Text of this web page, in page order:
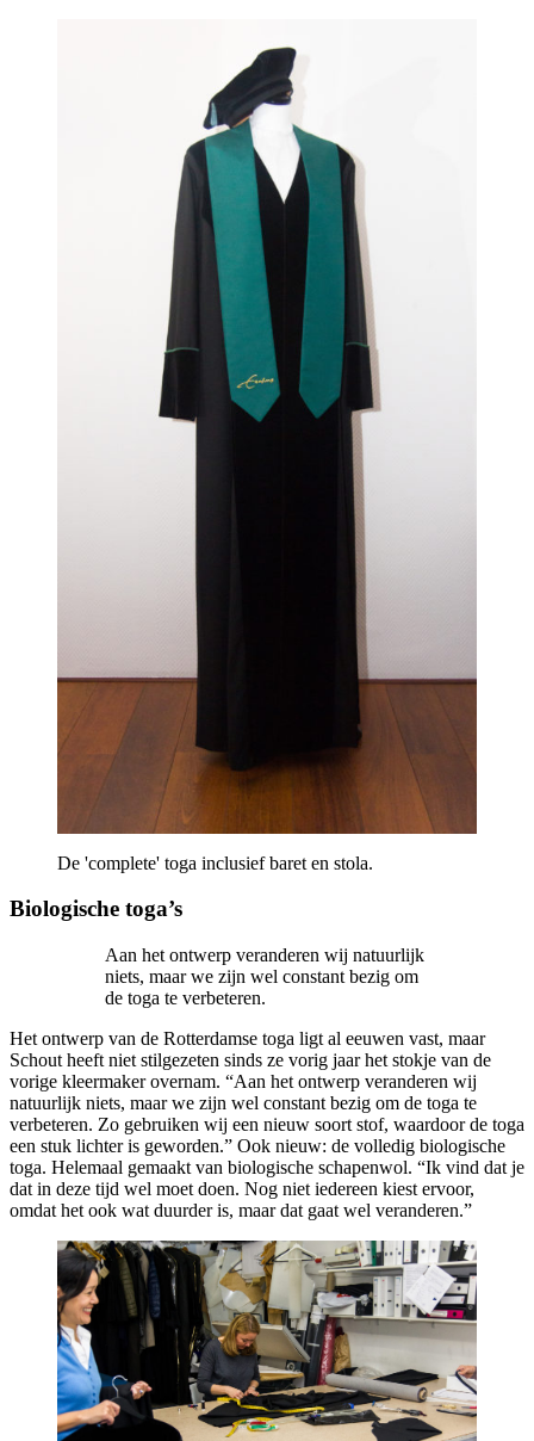
De 'complete' toga inclusief baret en stola.
Biologische toga’s
Aan het ontwerp veranderen wij natuurlijk
niets, maar we zijn wel constant bezig om
de toga te verbeteren.
Het ontwerp van de Rotterdamse toga ligt al eeuwen vast, maar
Schout heeft niet stilgezeten sinds ze vorig jaar het stokje van de
vorige kleermaker overnam. “Aan het ontwerp veranderen wij
natuurlijk niets, maar we zijn wel constant bezig om de toga te
verbeteren. Zo gebruiken wij een nieuw soort stof, waardoor de toga
een stuk lichter is geworden.” Ook nieuw: de volledig biologische
toga. Helemaal gemaakt van biologische schapenwol. “Ik vind dat je
dat in deze tijd wel moet doen. Nog niet iedereen kiest ervoor,
omdat het ook wat duurder is, maar dat gaat wel veranderen.”